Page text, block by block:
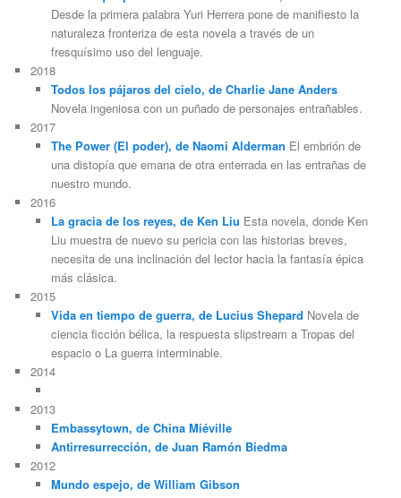
Desde la primera palabra Yuri Herrera pone de manifiesto la
naturaleza fronteriza de esta novela a través de un
fresquísimo uso del lenguaje.
2018
Todos los pájaros del cielo, de Charlie Jane Anders
Novela ingeniosa con un puñado de personajes entrañables.
2017
The Power (El poder), de Naomi Alderman El embrión de
una distopía que emana de otra enterrada en las entrañas de
nuestro mundo.
2016
La gracia de los reyes, de Ken Liu Esta novela, donde Ken
Liu muestra de nuevo su pericia con las historias breves,
necesita de una inclinación del lector hacia la fantasía épica
más clásica.
2015
Vida en tiempo de guerra, de Lucius Shepard Novela de
ciencia ficción bélica, la respuesta slipstream a Tropas del
espacio o La guerra interminable.
2014
2013
Embassytown, de China Miéville
Antirresurrección, de Juan Ramón Biedma
2012
Mundo espejo, de William Gibson